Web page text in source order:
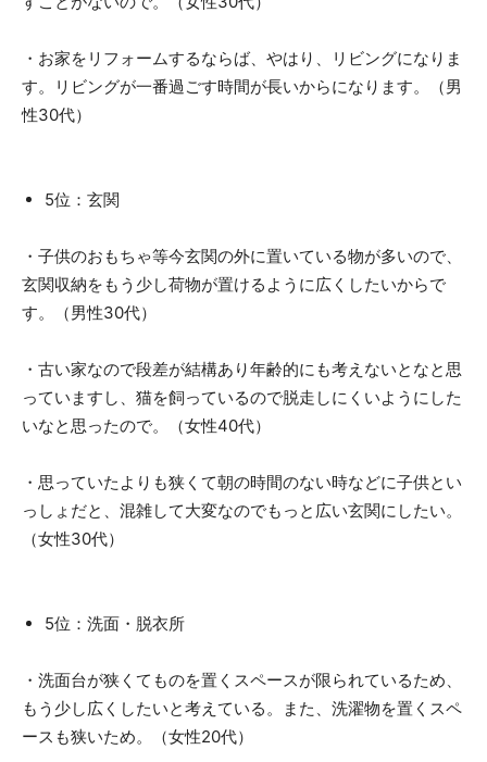
・お家をリフォームするならば、やはり、リビングになりま
す。リビングが一番過ごす時間が長いからになります。（男
性30代）
5位：玄関
・子供のおもちゃ等今玄関の外に置いている物が多いので、
玄関収納をもう少し荷物が置けるように広くしたいからで
す。（男性30代）
・古い家なので段差が結構あり年齢的にも考えないとなと思
っていますし、猫を飼っているので脱走しにくいようにした
いなと思ったので。（女性40代）
・思っていたよりも狭くて朝の時間のない時などに子供とい
っしょだと、混雑して大変なのでもっと広い玄関にしたい。
（女性30代）
5位：洗面・脱衣所
・洗面台が狭くてものを置くスペースが限られているため、
もう少し広くしたいと考えている。また、洗濯物を置くスペ
ースも狭いため。（女性20代）